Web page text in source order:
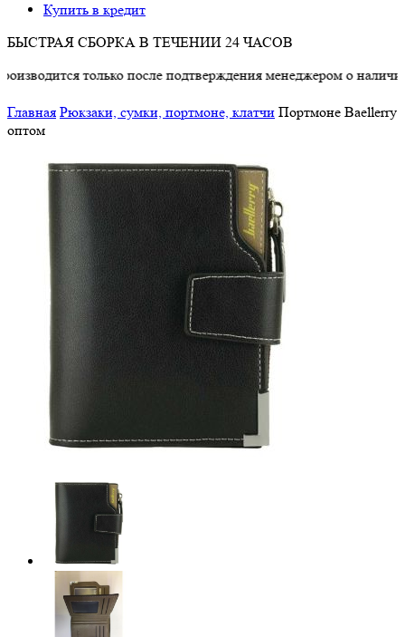
Купить в кредит
БЫСТРАЯ СБОРКА В ТЕЧЕНИИ 24 ЧАСОВ
только после подтверждения менеджером о наличии
Главная Рюкзаки, сумки, портмоне, клатчи Портмоне Baellerry
оптом